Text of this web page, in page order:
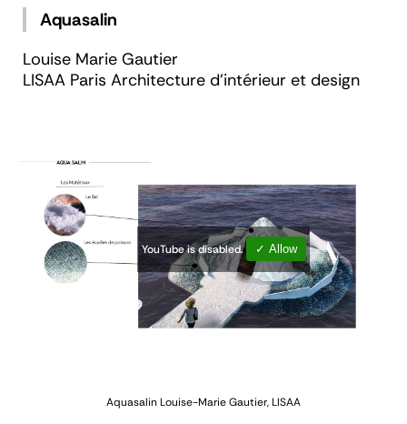
Aquasalin
Louise Marie Gautier
LISAA Paris Architecture d'intérieur et design
YouTube is disabled. ✓ Allow
AquasalinLouise-Marie Gautier, LISAA